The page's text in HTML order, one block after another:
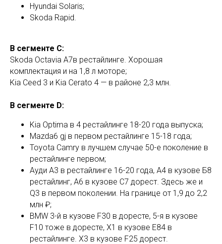
Hyundai Solaris;
Skoda Rapid.
В сегменте С:
Skoda Octavia А7в рестайлинге. Хорошая
комплектация и на 1,8 л моторе;
Kia Ceed 3 и Kia Cerato 4 — в районе 2,3 млн.
В сегменте D:
Kia Optima в 4 рестайлинге 18-20 года выпуска;
Mazda6 gj в первом рестайлинге 15-18 года;
Toyota Camry в лучшем случае 50-е поколение в
рестайлинге первом;
Ауди А3 в рестайлинге 16-20 года, А4 в кузове Б8
рестайлинг, А6 в кузове С7 дорест. Здесь же и
Q3 в первом поколении. На границе от 1,9 до 2,2
млн ₽;
BMW 3-й в кузове F30 в доресте, 5-я в кузове
F10 тоже в доресте, Х1 в кузове Е84 в
рестайлинге. Х3 в кузове F25 дорест.